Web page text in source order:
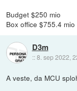
Budget $250 mio
Box office $755.4 mio
D3m
::8. sep 2022,
A veste, da MCU